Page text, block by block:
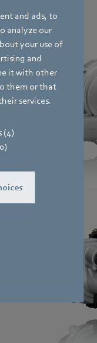
and ads, to
analyze our
your use of
and
it with other
them or that
services.
(4)